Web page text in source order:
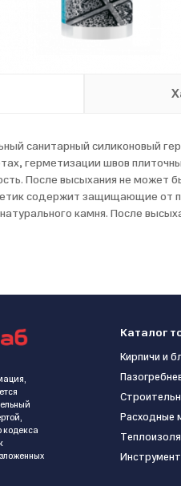
санитарный силиконовый
герметизации швов
После высыхания не может
содержит защищающие от
камня. После
кодекса
Каталог
Кирпичи и
Расходные
Инструмент